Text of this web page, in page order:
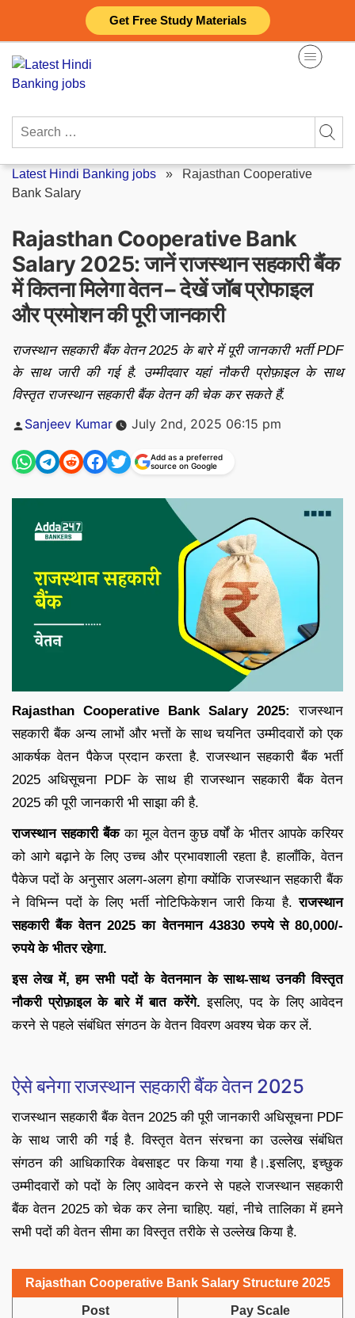
Get Free Study Materials
content
Search
Latest Hindi Banking jobs » Rajasthan Cooperative
Bank Salary
Rajasthan Cooperative Bank
Salary 2025: जानें राजस्थान सहकारी बैंक
में कितना मिलेगा वेतन – देखें जॉब प्रोफाइल
और प्रमोशन की पूरी जानकारी
राजस्थान सहकारी बैंक वेतन 2025 के बारे में पूरी जानकारी भर्ती PDF
के साथ जारी की गई है. उम्मीदवार यहां नौकरी प्रोफ़ाइल के साथ
विस्तृत राजस्थान सहकारी बैंक वेतन की चेक कर सकते हैं.
Posted
Sanjeev Kumar July 2nd, 2025 06:15 pm
Add as a preferred
source on Google
Rajasthan Cooperative Bank Salary 2025:
राजस्थान
सहकारी बैंक अन्य लाभों और भत्तों के साथ चयनित उम्मीदवारों को एक
आकर्षक वेतन पैकेज प्रदान करता है. राजस्थान सहकारी बैंक भर्ती
2025 अधिसूचना PDF के साथ ही राजस्थान सहकारी बैंक वेतन
2025 की पूरी जानकारी भी साझा की है.
राजस्थान सहकारी बैंकका मूल वेतन कुछ वर्षों के भीतर आपके करियर
को आगे बढ़ाने के लिए उच्च और प्रभावशाली रहता है. हालाँकि, वेतन
पैकेज पदों के अनुसार अलग-अलग होगा क्योंकि राजस्थान सहकारी बैंक
ने विभिन्न पदों के लिए भर्ती नोटिफिकेशन जारी किया है.राजस्थान
सहकारी बैंक वेतन 2025 का वेतनमान 43830 रुपये से 80,000/-
रुपये के भीतर रहेगा.
इस लेख में, हम सभी पदों के वेतनमान के साथ-साथ उनकी विस्तृत
नौकरी प्रोफ़ाइल के बारे में बात करेंगे. इसलिए, पद के लिए आवेदन
करने से पहले संबंधित संगठन के वेतन विवरण अवश्य चेक कर लें.
ऐसे बनेगा राजस्थान सहकारी बैंक वेतन 2025
राजस्थान सहकारी बैंक वेतन 2025 की पूरी जानकारी अधिसूचना PDF
के साथ जारी की गई है. विस्तृत वेतन संरचना का उल्लेख संबंधित
संगठन की आधिकारिक वेबसाइट पर किया गया है।.इसलिए, इच्छुक
उम्मीदवारों को पदों के लिए आवेदन करने से पहले राजस्थान सहकारी
बैंक वेतन 2025 को चेक कर लेना चाहिए. यहां, नीचे तालिका में हमने
सभी पदों की वेतन सीमा का विस्तृत तरीके से उल्लेख किया है.
Rajasthan Cooperative Bank Salary Structure 2025
Post Pay Scale